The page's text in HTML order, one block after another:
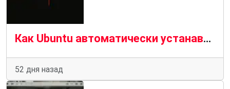
Как Ubuntu автоматически устанавливает подходящие драйверы для вашего компьютера
52 дня назад